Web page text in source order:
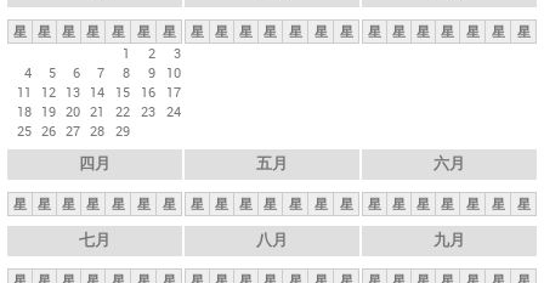
星 星 星 星 星 星
星
1
2
3
4
5 6 7 8 9
10
11
12 13 14 15 16
17
18 19 20 21 22 23 24
25 26 27 28 29
星 星 星 星 星 星 星 星 星 星 星 星 星 星
四月
星 星 星 星 星 星 星
五月
星 星 星 星 星 星 星
六月
星 星 星 星 星 星 星
七月 八月 九月